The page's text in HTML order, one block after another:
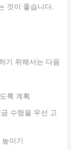
것이 좋습니다.
기 위해서는 다음
록 계획
수령을 우선 고
이기